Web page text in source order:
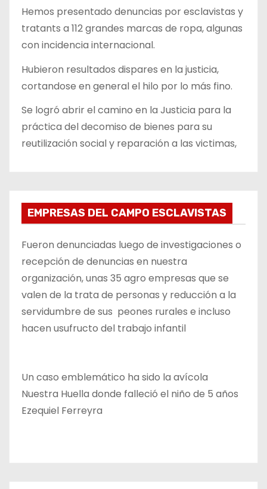
Hemos presentado denuncias por esclavistas y
tratants a 112 grandes marcas de ropa, algunas
con incidencia internacional.
Hubieron resultados dispares en la justicia,
cortandose en general el hilo por lo más fino.
Se logró abrir el camino en la Justicia para la
práctica del decomiso de bienes para su
reutilización social y reparación a las victimas,
EMPRESAS DEL CAMPO ESCLAVISTAS
Fueron denunciadas luego de investigaciones o
recepción de denuncias en nuestra
organización, unas 35 agro empresas que se
valen de la trata de personas y reducción a la
servidumbre de sus peones rurales e incluso
hacen usufructo del trabajo infantil
Un caso emblemático ha sido la avícola
Nuestra Huella donde falleció el niño de 5 años
Ezequiel Ferreyra